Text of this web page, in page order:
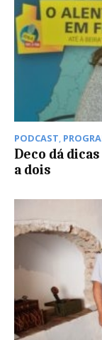
PODCAST
Deco dá
a dois